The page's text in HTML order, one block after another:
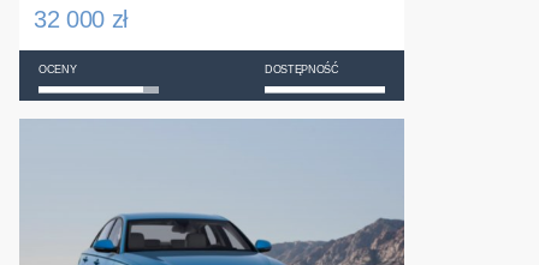
32 000 zł
OCENY DOSTĘPNOŚĆ